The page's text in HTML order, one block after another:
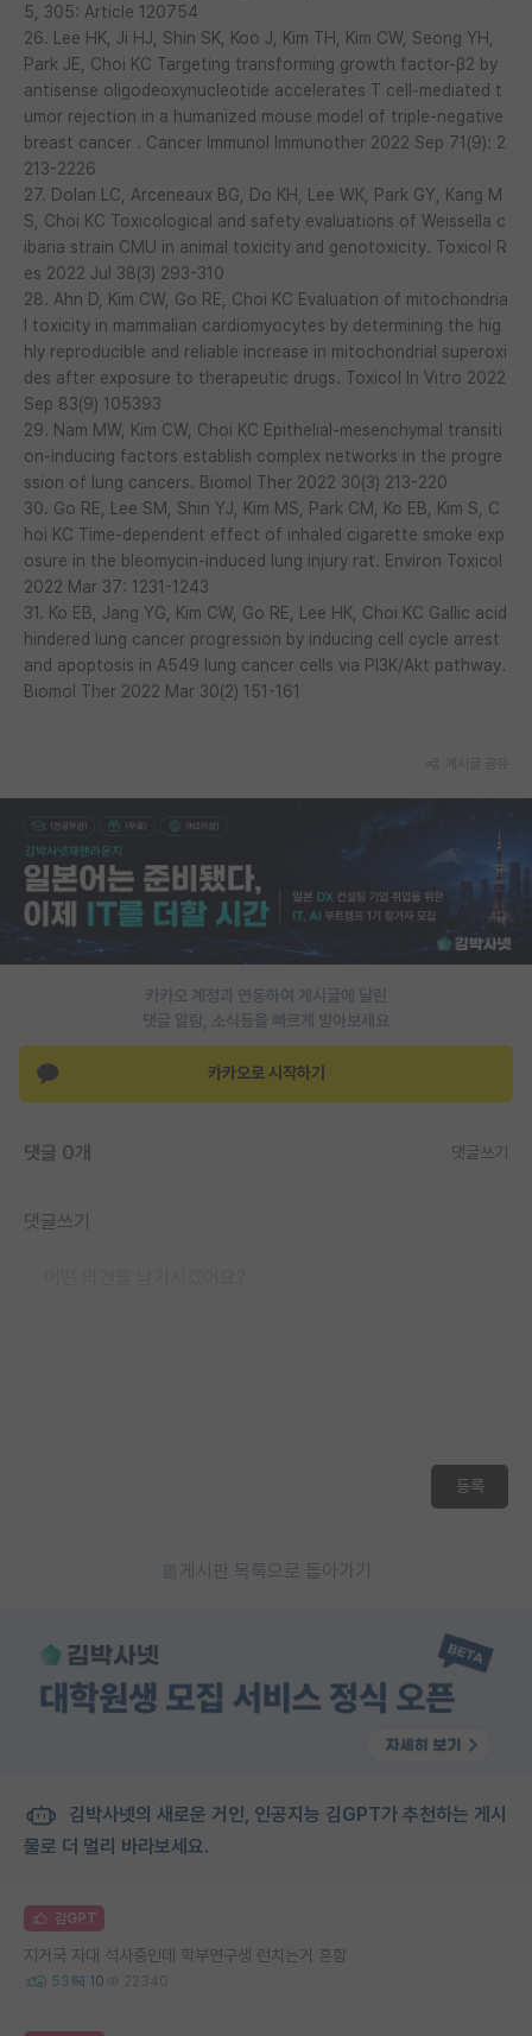
5, 305: Article 120754
26. Lee HK, Ji HJ, Shin SK, Koo J, Kim TH, Kim CW, Seong YH,
Park JE, Choi KC Targeting transforming growth factor-β2 by
antisense oligodeoxynucleotide accelerates T cell-mediated t
umor rejection in a humanized mouse model of triple-negative
breast cancer . Cancer Immunol Immunother 2022 Sep 71(9): 2
213-2226
27. Dolan LC, Arceneaux BG, Do KH, Lee WK, Park GY, Kang M
S, Choi KC Toxicological and safety evaluations of Weissella c
ibaria strain CMU in animal toxicity and genotoxicity. Toxicol R
es 2022 Jul 38(3) 293-310
28. Ahn D, Kim CW, Go RE, Choi KC Evaluation of mitochondria
l toxicity in mammalian cardiomyocytes by determining the hig
hly reproducible and reliable increase in mitochondrial superoxi
des after exposure to therapeutic drugs. Toxicol In Vitro 2022
Sep 83(9) 105393
29. Nam MW, Kim CW, Choi KC Epithelial-mesenchymal transiti
on-inducing factors establish complex networks in the progre
ssion of lung cancers. Biomol Ther 2022 30(3) 213-220
30. Go RE, Lee SM, Shin YJ, Kim MS, Park CM, Ko EB, Kim S, C
hoi KC Time-dependent effect of inhaled cigarette smoke exp
osure in the bleomycin-induced lung injury rat. Environ Toxicol
2022 Mar 37: 1231-1243
31. Ko EB, Jang YG, Kim CW, Go RE, Lee HK, Choi KC Gallic acid
hindered lung cancer progression by inducing cell cycle arrest
and apoptosis in A549 lung cancer cells via PI3K/Akt pathway.
Biomol Ther 2022 Mar 30(2) 151-161
카카오 계정과 연동하여 게시글에 달린
댓글 알람, 소식등을 빠르게 받아보세요
카카오로 시작하기
댓글 0개 댓글쓰기
댓글쓰기
등록
게시판 목록으로 돌아가기
김박사넷의 새로운 거인, 인공지능 김GPT가 추천하는 게시
물로 더 멀리 바라보세요.
김GPT
지거국 자대 석사중인데 학부연구생 런치는거 흔함
53 10 22340